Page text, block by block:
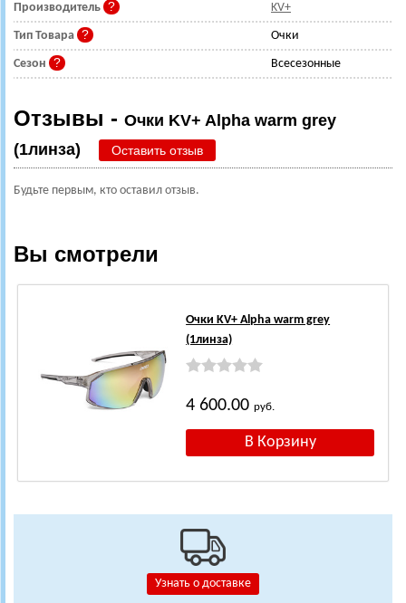
Узнать о доставке
Производитель KV+
Тип Товара Очки
Сезон Всесезонные
Отзывы - Очки KV+ Alpha warm grey
(1линза)
Оставить отзыв
Будьте первым, кто оставил отзыв.
Вы смотрели
Очки KV+ Alpha warm grey
(1линза)
4 600.00руб.